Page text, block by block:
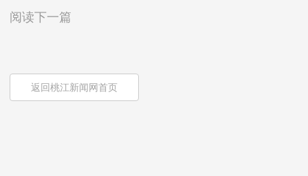
阅读下一篇
返回桃江新闻网首页